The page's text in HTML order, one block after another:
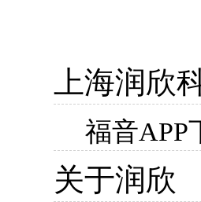
上海润欣
福音APP
关于润欣